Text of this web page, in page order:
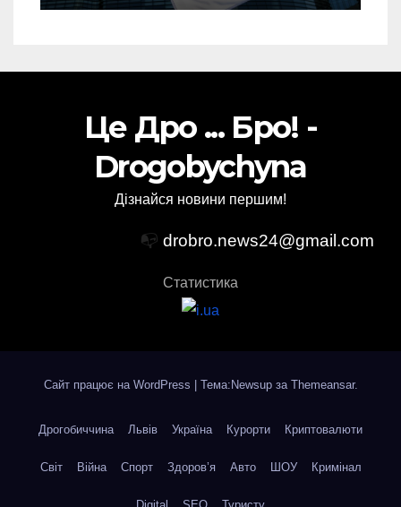
Це Дро ... Бро! -
Drogobychyna
Дізнайся новини першим!
📭 drobro.news24@gmail.com
Статистика
Сайт працює на WordPress Тема:Newsup за Themeansar.
Дрогобиччина Львів Україна Курорти Криптовалюти
Світ Війна Спорт Здоров’я Авто ШОУ Кримінал